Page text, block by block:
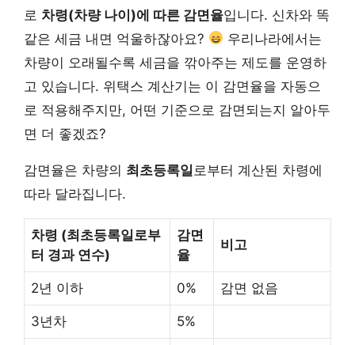
로 차령(차량 나이)에 따른 감면율입니다. 신차와 똑
같은 세금 내면 억울하잖아요?
우리나라에서는
차량이 오래될수록 세금을 깎아주는 제도를 운영하
고 있습니다. 위택스 계산기는 이 감면율을 자동으
로 적용해주지만, 어떤 기준으로 감면되는지 알아두
면 더 좋겠죠?
감면율은 차량의 최초등록일 로부터 계산된 차령에
따라 달라집니다.
차령 (최초등록일로부
터 경과 연수)
감면
율
비고
2년 이하 0% 감면 없음
3년차 5%